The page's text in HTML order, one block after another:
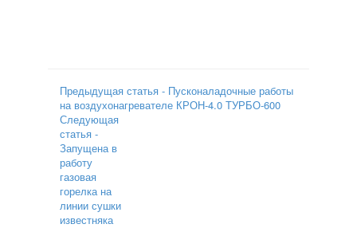
Предыдущая статья - Пусконаладочные работы
на воздухонагревателе КРОН-4.0 ТУРБО-600
Следующая
статья -
Запущена в
работу
газовая
горелка на
линии сушки
известняка